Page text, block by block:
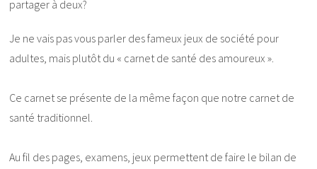
partager à deux?
Je ne vais pas vous parler des fameux jeux de société pour
adultes, mais plutôt du « carnet de santé des amoureux ».
Ce carnet se présente de la même façon que notre carnet de
santé traditionnel.
Au fil des pages, examens, jeux permettent de faire le bilan de